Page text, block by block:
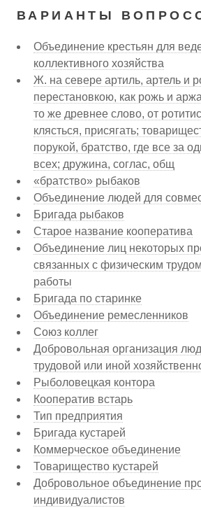
ВАРИАНТЫ
Объединение крестьян для
коллективного хозяйства
Ж. на севере артиль, артель и
перестановкою, как рожь и
то же древнее слово, от
клясться, присягать;
порукой, братство, где все за
всех; дружина, соглас, общ
«братство» рыбаков
Объединение людей для
Бригада рыбаков
Старое название кооператива
Объединение лиц некоторых
связанных с физическим
работы
Бригада по старинке
Объединение ремесленников
Союз коллег
Добровольная организация
трудовой или иной
Рыболовецкая контора
Кооператив встарь
Тип предприятия
Бригада кустарей
Коммерческое объединение
Товарищество кустарей
Добровольное объединение
индивидуалистов